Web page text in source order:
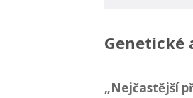
„Nejčastější